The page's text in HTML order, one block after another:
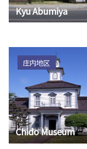
Kyu Abumiya
Chido Museum
庄内地区